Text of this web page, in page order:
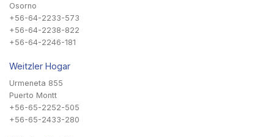
Osorno
+56-64-2233-573
+56-64-2238-822
+56-64-2246-181
Weitzler Hogar
Urmeneta 855
Puerto Montt
+56-65-2252-505
+56-65-2433-280